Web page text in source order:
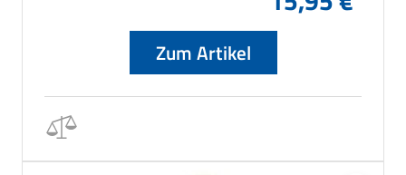
Zum Artikel